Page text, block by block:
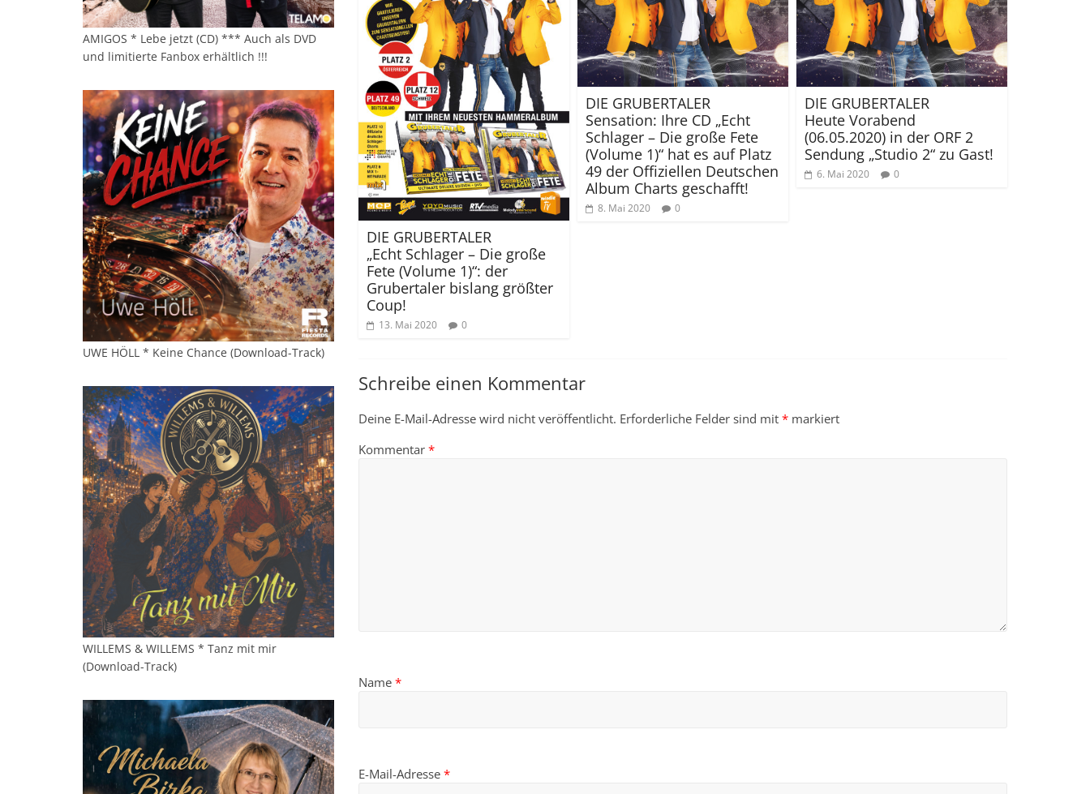
DIE GRUBERTALER
„Echt Schlager – Die große
Fete (Volume 1)“: der
Grubertaler bislang größter
Coup!
13. Mai 2020 0
DIE GRUBERTALER
Sensation: Ihre CD „Echt
Schlager – Die große Fete
(Volume 1)“ hat es auf Platz
49 der Offiziellen Deutschen
Album Charts geschafft!
8. Mai 2020 0
DIE GRUBERTALER
Heute Vorabend
(06.05.2020) in der ORF 2
Sendung „Studio 2“ zu Gast!
6. Mai 2020 0
Schreibe einen Kommentar
Deine E-Mail-Adresse wird nicht veröffentlicht. Erforderliche Felder sind mit * markiert
Kommentar *
Name *
E-Mail-Adresse *
AMIGOS * Lebe jetzt (CD) *** Auch als DVD
und limitierte Fanbox erhältlich !!!
UWE HÖLL * Keine Chance (Download-Track)
WILLEMS & WILLEMS * Tanz mit mir
(Download-Track)